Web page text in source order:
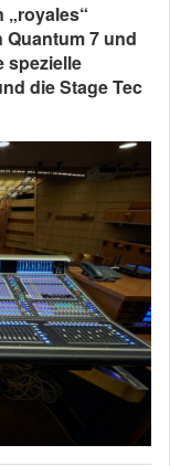
„royales“
7 und
spezielle
die Stage Tec